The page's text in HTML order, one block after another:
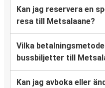
Kan jag reservera en
resa till Metsalaane?
Vilka
bussbiljetter till
Kan jag avboka eller